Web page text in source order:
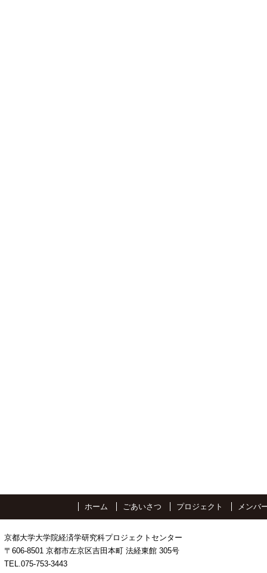
ホーム ごあいさつ プロジェクト メンバ
京都大学大学院経済学研究科プロジェクトセンター
〒606-8501 京都市左京区吉田本町 法経東館 305号
TEL.075-753-3443